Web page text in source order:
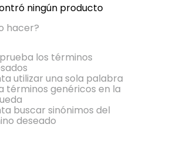
ningún producto
hacer?
los términos
utilizar una sola palabra
términos genéricos en la
buscar sinónimos del
deseado